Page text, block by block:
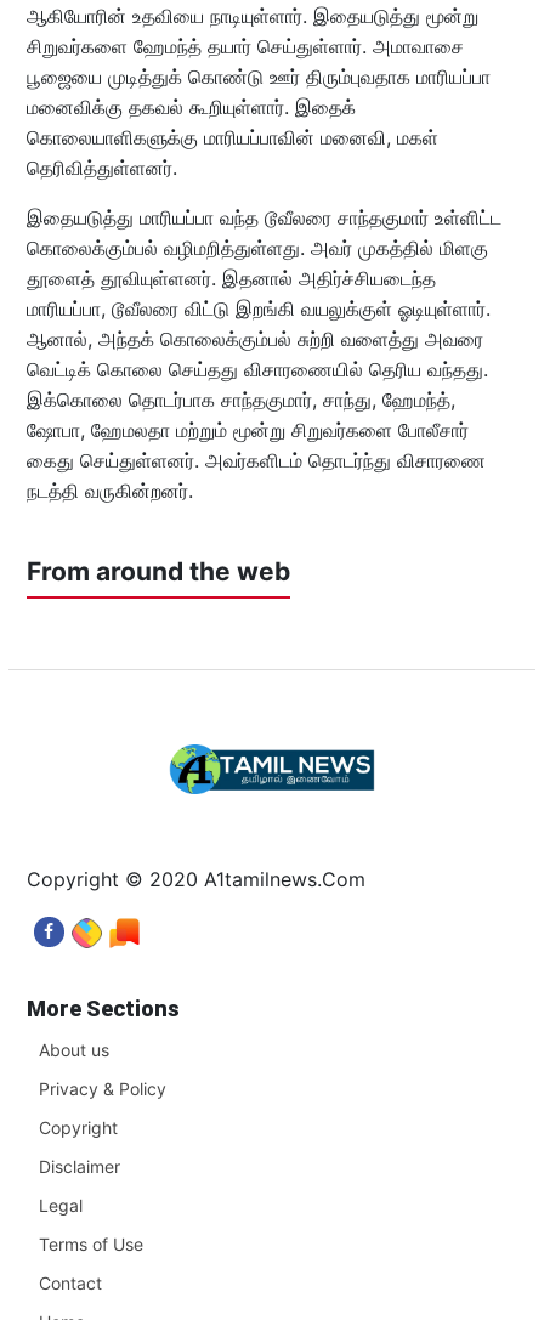
ஆகியோரின் உதவியை நாடியுள்ளார். இதையடுத்து மூன்று
சிறுவர்களை ஹேமந்த் தயார் செய்துள்ளார். அமாவாசை
பூஜையை முடித்துக் கொண்டு ஊர் திரும்புவதாக மாரியப்பா
மனைவிக்கு தகவல் கூறியுள்ளார். இதைக்
கொலையாளிகளுக்கு மாரியப்பாவின் மனைவி, மகள்
தெரிவித்துள்ளனர்.
இதையடுத்து மாரியப்பா வந்த டூவீலரை சாந்தகுமார் உள்ளிட்ட
கொலைக்கும்பல் வழிமறித்துள்ளது. அவர் முகத்தில் மிளகு
தூளைத் தூவியுள்ளனர். இதனால் அதிர்ச்சியடைந்த
மாரியப்பா, டூவீலரை விட்டு இறங்கி வயலுக்குள் ஓடியுள்ளார்.
ஆனால், அந்தக் கொலைக்கும்பல் சுற்றி வளைத்து அவரை
வெட்டிக் கொலை செய்தது விசாரணையில் தெரிய வந்தது.
இக்கொலை தொடர்பாக சாந்தகுமார், சாந்து, ஹேமந்த்,
ஷோபா, ஹேமலதா மற்றும் மூன்று சிறுவர்களை போலீசார்
கைது செய்துள்ளனர். அவர்களிடம் தொடர்ந்து விசாரணை
நடத்தி வருகின்றனர்.
From around the web
Copyright © 2020 A1tamilnews.Com
More Sections
About us
Privacy & Policy
Copyright
Disclaimer
Legal
Terms of Use
Contact